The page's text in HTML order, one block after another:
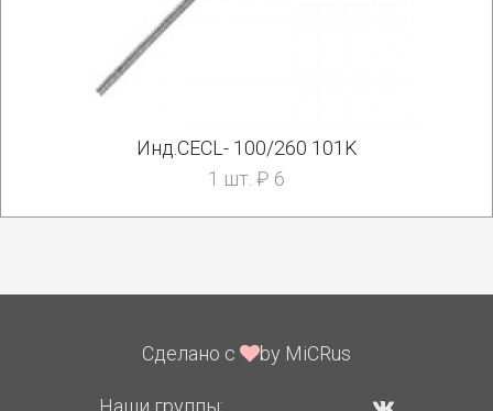
Инд.CECL- 100/260 101K
1 шт. ₽ 6
Сделано с by MiCRus
Наши группы: